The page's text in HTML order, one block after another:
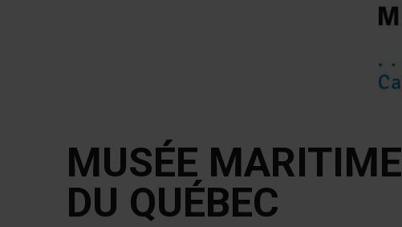
MUSÉE MARITIME
DU QUÉBEC